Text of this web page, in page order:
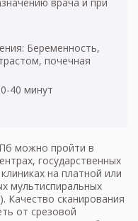
врача и при
Беременность,
почечная
40 минут
можно пройти в
государственных
на платной или
мультиспиральных
). Качество сканирования
от срезовой